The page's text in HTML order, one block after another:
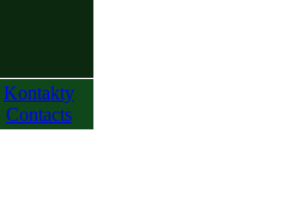
Kontakty
Contacts